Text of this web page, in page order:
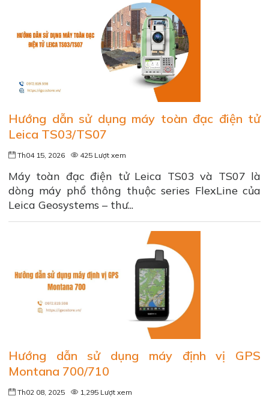
Hướng dẫn sử dụng máy toàn đạc điện tử
Leica TS03/TS07
Th04 15, 2026 425 Lượt xem
Máy toàn đạc điện tử Leica TS03 và TS07 là
dòng máy phổ thông thuộc series FlexLine của
Leica Geosystems – thư...
Hướng dẫn sử dụng máy định vị GPS
Montana 700/710
Th02 08, 2025 1,295 Lượt xem